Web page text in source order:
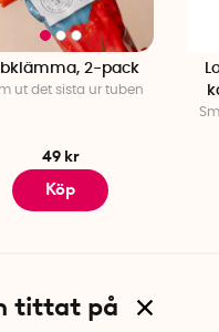
2-pack
ut det sista ur tuben
49 kr
Köp
tittat på